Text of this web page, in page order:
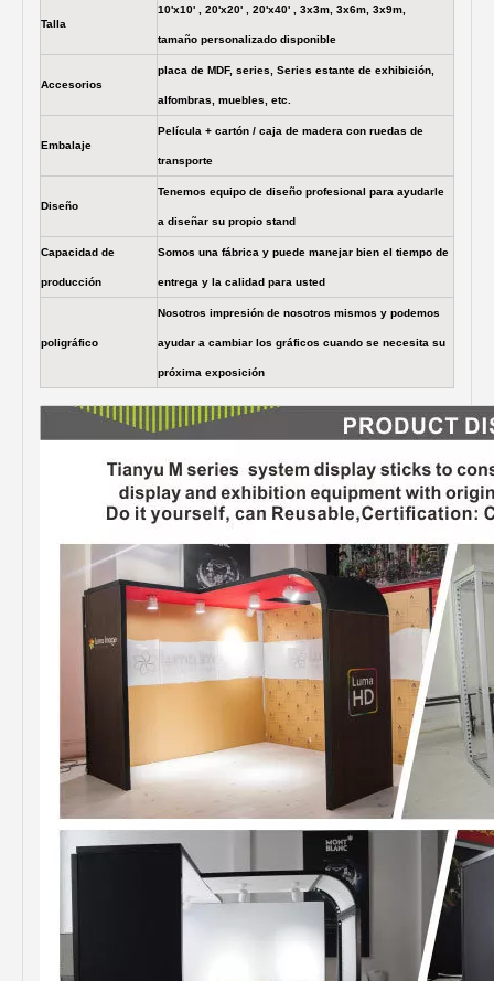
Talla
10'x10' , 20'x20' , 20'x40' , 3x3m, 3x6m, 3x9m,
tamaño personalizado disponible
Accesorios
placa de MDF, series, Series estante de exhibición,
alfombras, muebles, etc.
Embalaje
Película + cartón / caja de madera con ruedas de
transporte
Diseño
Tenemos equipo de diseño profesional para ayudarle
a diseñar su propio stand
Capacidad de
producción
Somos una fábrica y puede manejar bien el tiempo de
entrega y la calidad para usted
poligráfico
Nosotros impresión de nosotros mismos y podemos
ayudar a cambiar los gráficos cuando se necesita su
próxima exposición